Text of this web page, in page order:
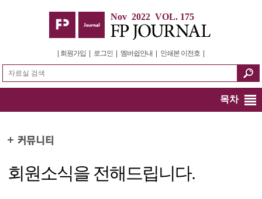
Nov 2022 VOL. 175
회원가입 로그인 멤버쉽안내 인쇄본 이전호
목차
회원소식을 전해드립니다.